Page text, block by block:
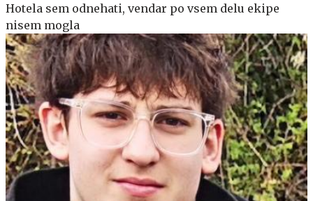
Hotela sem odnehati, vendar po vsem delu ekipe
nisem mogla